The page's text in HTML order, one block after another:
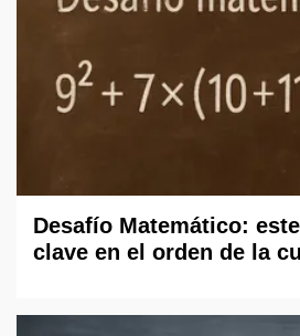
Desafío Matemático:
clave en el orden de la